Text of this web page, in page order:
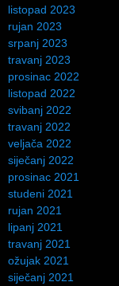
listopad 2023
rujan 2023
srpanj 2023
travanj 2023
prosinac 2022
listopad 2022
svibanj 2022
travanj 2022
veljača 2022
siječanj 2022
prosinac 2021
studeni 2021
rujan 2021
lipanj 2021
travanj 2021
ožujak 2021
siječanj 2021